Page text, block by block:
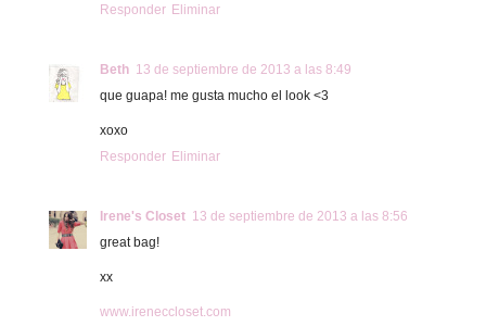
Responder Eliminar
Beth 13 de septiembre de 2013 a las 8:49
que guapa! me gusta mucho el look <3
xoxo
Responder Eliminar
Irene's Closet 13 de septiembre de 2013 a las 8:56
great bag!
xx
www.ireneccloset.com